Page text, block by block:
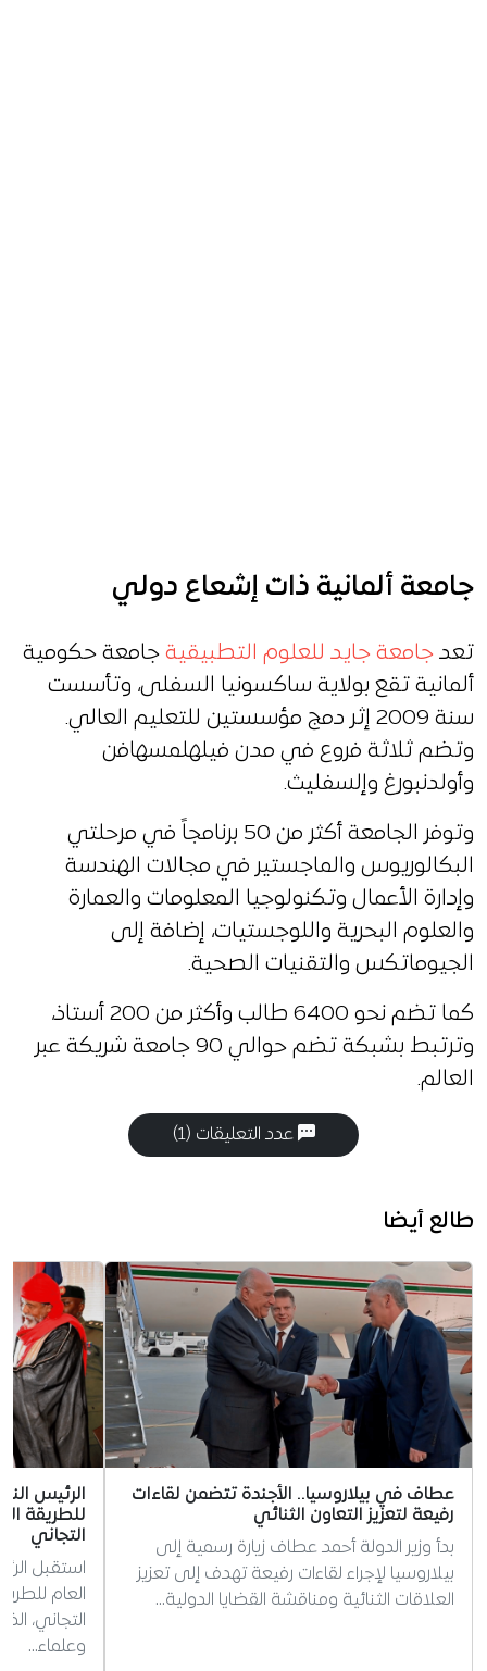
جامعة ألمانية ذات إشعاع دولي
تعد جامعة جايد للعلوم التطبيقية جامعة حكومية
ألمانية تقع بولاية ساكسونيا السفلى، وتأسست
سنة 2009 إثر دمج مؤسستين للتعليم العالي.
وتضم ثلاثة فروع في مدن فيلهلمسهافن
وأولدنبورغ وإلسفليث.
وتوفر الجامعة أكثر من 50 برنامجاً في مرحلتي
البكالوريوس والماجستير في مجالات الهندسة
وإدارة الأعمال وتكنولوجيا المعلومات والعمارة
والعلوم البحرية واللوجستيات، إضافة إلى
الجيوماتكس والتقنيات الصحية.
كما تضم نحو 6400 طالب وأكثر من 200 أستاذ،
وترتبط بشبكة تضم حوالي 90 جامعة شريكة عبر
العالم.
عدد التعليقات (1)
طالع أيضا
عطاف في بيلاروسيا.. الأجندة تتضمن لقاءات
رفيعة لتعزيز التعاون الثنائي
بدأ وزير الدولة أحمد عطاف زيارة رسمية إلى
بيلاروسيا لإجراء لقاءات رفيعة تهدف إلى تعزيز
العلاقات الثنائية ومناقشة القضايا الدولية…
الرئيس
للطريقة
التجاني
استقبل
العام
التجاني،
وعلماء…